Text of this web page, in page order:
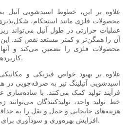
علاوه بر این، خطوط اسیدشویی آنیل
محصولات فلزی مانند استحکام،
عملیات حرارتی در طول آنیل می‌تواند
آن را همگن‌تر و کمتر مستعد نقص کند. این
محصولات فلزی را تضمین می‌کند و
کاربردهای صنعتی مناسب می‌سازد.
علاوه بر بهبود خواص فیزیکی و
اسیدشویی آنیلینگ نیز به صرفه‌جویی در
فرآیند تولید کمک می‌کنند. با
خط تولید واحد، تولیدکنندگان
هزینه‌های جابجایی و حمل و نقل را به
افزایش بهره‌وری و سودآوری برای شرکت‌های صنعتی می‌شود.